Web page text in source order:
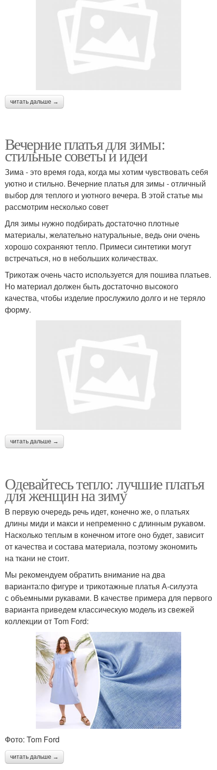
читать дальше →
Вечерние платья для зимы:
стильные советы и идеи
Зима - это время года, когда мы хотим чувствовать себя
уютно и стильно. Вечерние платья для зимы - отличный
выбор для теплого и уютного вечера. В этой статье мы
рассмотрим несколько совет
Для зимы нужно подбирать достаточно плотные
материалы, желательно натуральные, ведь они очень
хорошо сохраняют тепло. Примеси синтетики могут
встречаться, но в небольших количествах.
Трикотаж очень часто используется для пошива платьев.
Но материал должен быть достаточно высокого
качества, чтобы изделие прослужило долго и не теряло
форму.
читать дальше →
Одевайтесь тепло: лучшие платья
для женщин на зиму
В первую очередь речь идет, конечно же, о платьях
длины миди и макси и непременно с длинным рукавом.
Насколько теплым в конечном итоге оно будет, зависит
от качества и состава материала, поэтому экономить
на ткани не стоит.
Мы рекомендуем обратить внимание на два
варианта:по фигуре и трикотажные платья А-силуэта
с объемными рукавами. В качестве примера для первого
варианта приведем классическую модель из свежей
коллекции от Tom Ford:
Фото: Tom Ford
читать дальше →